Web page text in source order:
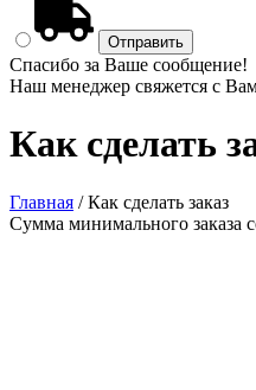
Спасибо за Ваше сообщение!
Наш менеджер свяжется с
Как сделать
Главная /Как сделать заказ
Сумма минимального заказа